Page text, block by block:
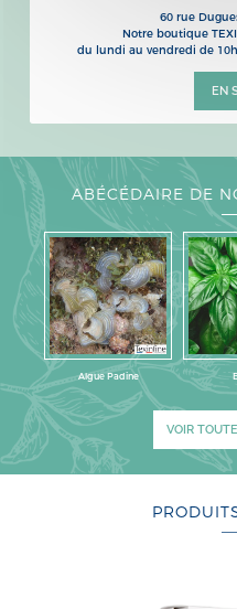
60 rue
Notre boutique
du lundi au vendredi de
EN
ABÉCÉDAIRE DE
Algue Padine
VOIR